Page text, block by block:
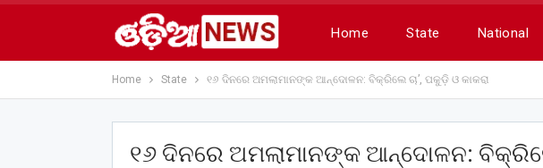
Home State National
Home State ୧୬ ଦିନରେ ଅମଲାମାନଙ୍କ ଆନ୍ଦୋଳନ: ବିକ୍ରିଲେ ଚା’, ପକୁଡ଼ି ଓ କାକରା
୧୬ ଦିନରେ ଅମଲାମାନଙ୍କ ଆନ୍ଦୋଳନ: